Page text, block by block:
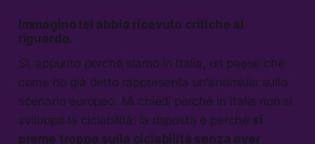
Immagino lei abbia ricevuto critiche al
riguardo.
Sì, appunto perché siamo in Italia, un paese che
come ho già detto rappresenta un’anomalia sullo
scenario europeo. Mi chiedi perché in Italia non si
sviluppa la ciclabilità: la risposta è perché si
preme troppo sulla ciclabilità senza aver